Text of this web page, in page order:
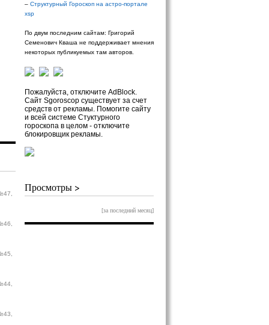
– Структурный Гороскоп на астро-портале
xsp
По двум последним сайтам: Григорий
Семенович Кваша не поддерживает мнения
некоторых публикуемых там авторов.
Пожалуйста, отключите AdBlock.
Сайт Sgoroscop существует за счет
средств от рекламы. Помогите сайту
и всей системе Стуктурного
гороскопа в целом - отключите
блокировщик рекламы.
Просмотры >
[за последний месяц]